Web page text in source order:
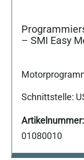
– SMI Easy
Schnittstelle:
01080010